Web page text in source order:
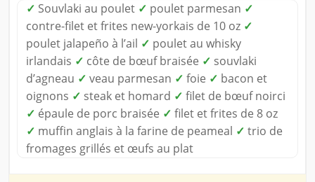
✓ Souvlaki au poulet ✓ poulet parmesan ✓
contre-filet et frites new-yorkais de 10 oz ✓
poulet jalapeño à l’ail ✓ poulet au whisky
irlandais ✓ côte de bœuf braisée ✓ souvlaki
d’agneau ✓ veau parmesan ✓ foie ✓ bacon et
oignons ✓ steak et homard ✓ filet de bœuf noirci
✓ épaule de porc braisée ✓ filet et frites de 8 oz
✓ muffin anglais à la farine de peameal ✓ trio de
fromages grillés et œufs au plat